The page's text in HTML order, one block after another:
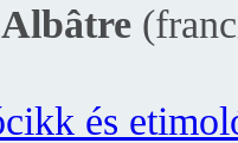
Albâtre
és